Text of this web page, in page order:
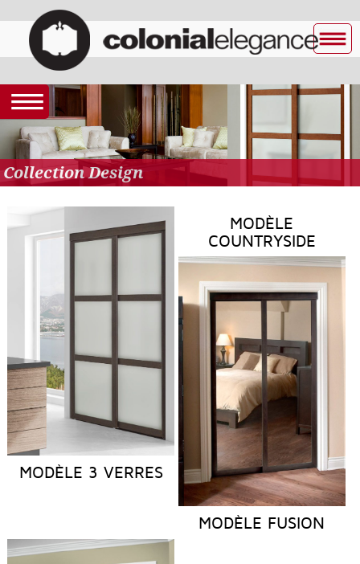
Collection Design
MODÈLE 3 VERRES
MODÈLE
COUNTRYSIDE
MODÈLE FUSION